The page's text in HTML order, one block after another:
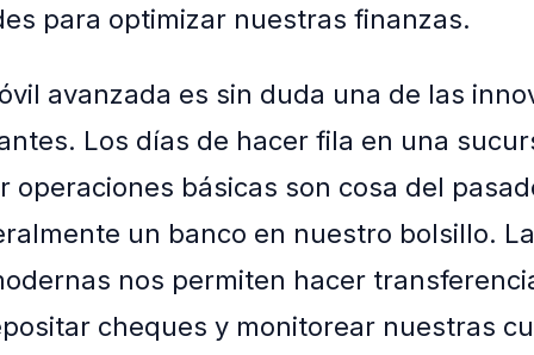
para optimizar nuestras finanzas.
avanzada es sin duda una de las
Los días de hacer fila en una
operaciones básicas son cosa del
un banco en nuestro bolsillo.
nos permiten hacer
cheques y monitorear nuestras